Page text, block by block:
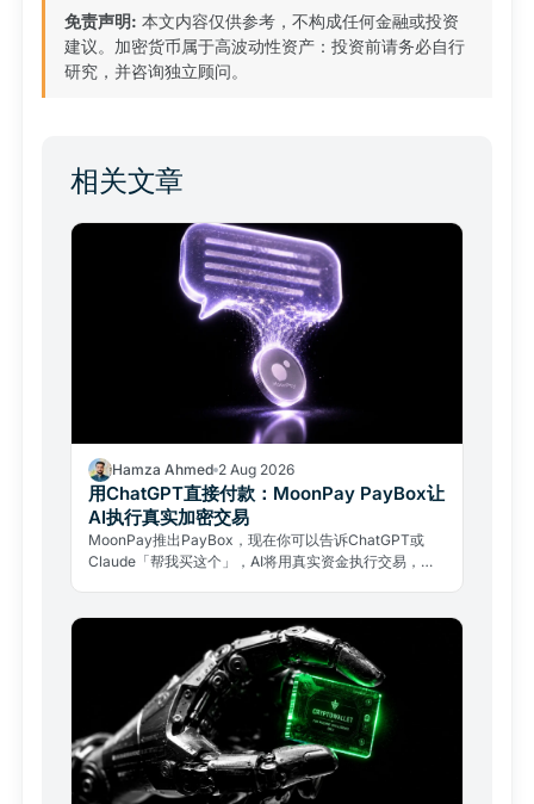
免责声明: 本文内容仅供参考，不构成任何金融或投资
建议。加密货币属于高波动性资产：投资前请务必自行
研究，并咨询独立顾问。
相关文章
Hamza Ahmed 2 Aug 2026
用ChatGPT直接付款：MoonPay PayBox让
AI执行真实加密交易
MoonPay推出PayBox，现在你可以告诉ChatGPT或
Claude「帮我买这个」，AI将用真实资金执行交易，且